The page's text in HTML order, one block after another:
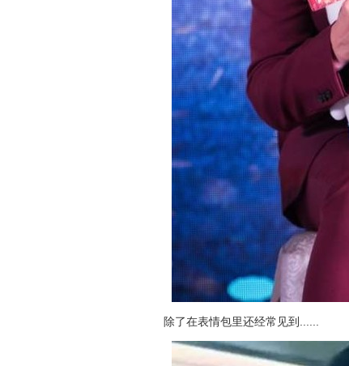
除了在表情包里还经常见到......